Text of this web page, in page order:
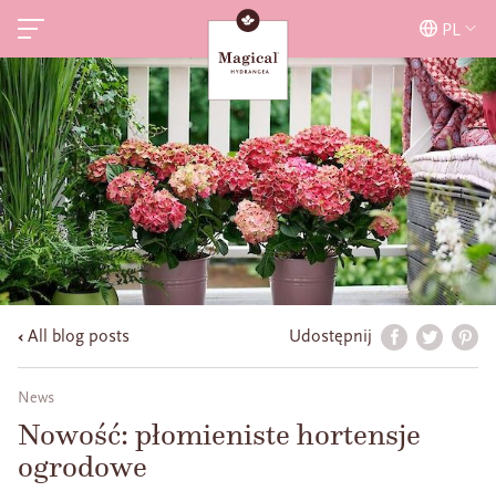
PL
All blog posts Udostępnij
News
Nowość: płomieniste hortensje
ogrodowe